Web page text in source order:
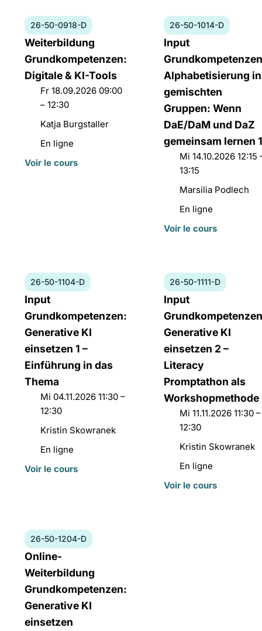
26-50-0918-D
Titre
du
cours:
Weiterbildung
Grundkompetenzen:
Digitale & KI-Tools
Date
horaires:
Fr 18.09.2026 09:00
– 12:30
Directeurs
Katja Burgstaller
LieuEn ligne
Numéro
du
cours:
26-
50-
0918-
Voir le cours
26-50-1014-D
Titre
du
cours:
Input
Alphabetisierung in
gemischten
Gruppen: Wenn
DaE/DaM und DaZ
gemeinsam lernen 1
DateMi 14.10.2026 12:15
13:15
Directeurs
Marsilia Podlech
LieuEn ligne
Numéro
du
cours:
26-
50-
1014-
D
Voir le cours
26-50-1104-D
Titre
du
cours:
Input
Grundkompetenzen:
Generative KI
einsetzen 1 –
Einführung in das
Thema
Date
horaires:
Mi 04.11.2026 11:30 –
12:30
Directeurs
Kristin Skowranek
LieuEn ligne
Numéro
du
cours:
26-
50-
1104-
D
Voir le cours
26-50-1111-D
Titre
du
cours:
Input
Generative KI
einsetzen 2 –
Literacy
Promptathon als
Workshopmethode
Date
horaires:
Mi 11.11.2026 11:30 –
12:30
Directeurs
Kristin Skowranek
LieuEn ligne
Numéro
du
cours:
26-
50-
1111-
D
Voir le cours
26-50-1204-D
Titre
du
cours:
Online-
Weiterbildung
Grundkompetenzen:
Generative KI
einsetzen
Numéro
du
cours:
26-
50-
1204-
D